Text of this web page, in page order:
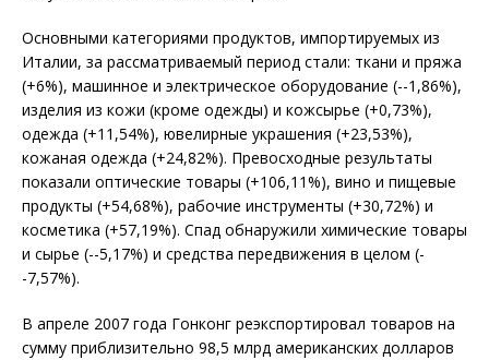
Основными категориями продуктов, импортируемых из
Италии, за рассматриваемый период стали: ткани и пряжа
(+6%), машинное и электрическое оборудование (--1,86%),
изделия из кожи (кроме одежды) и кожсырье (+0,73%),
одежда (+11,54%), ювелирные украшения (+23,53%),
кожаная одежда (+24,82%). Превосходные результаты
показали оптические товары (+106,11%), вино и пищевые
продукты (+54,68%), рабочие инструменты (+30,72%) и
косметика (+57,19%). Спад обнаружили химические товары
и сырье (--5,17%) и средства передвижения в целом (-
-7,57%).
В апреле 2007 года Гонконг реэкспортировал товаров на
сумму приблизительно 98,5 млрд американских долларов